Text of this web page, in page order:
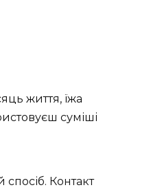
життя, їжа
суміші
Контакт